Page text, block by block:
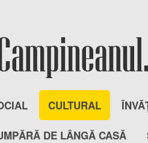
CULTURAL
DE LÂNGĂ CASĂ